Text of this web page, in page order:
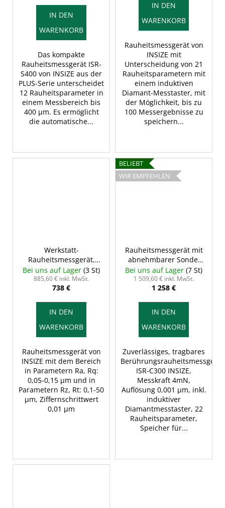
IN DEN
WARENKORB
Das kompakte
Rauheitsmessgerät ISR-
S400 von INSIZE aus der
PLUS-Serie unterscheidet
12 Rauheitsparameter in
einem Messbereich bis
400 µm. Es ermöglicht
die automatische...
IN DEN
WARENKORB
Rauheitsmessgerät von
INSIZE mit
Unterscheidung von 21
Rauheitsparametern mit
einem induktiven
Diamant-Messtaster, mit
der Möglichkeit, bis zu
100 Messergebnisse zu
speichern...
Werkstatt-
Rauheitsmessgerät,
INSIZE ISR-C003
Bei uns auf Lager (3 St)
885,60 € inkl. MwSt.
738 €
IN DEN
WARENKORB
Rauheitsmessgerät von
INSIZE mit dem Bereich
in Parametern Ra, Rq:
0,05-0,15 µm und in
Parametern Rz, Rt: 0,1-50
µm, Ziffernschrittwert
0,01 µm
BELIEBT
WIR EMPFEHLEN
Rauheitsmessgerät mit
abnehmbarer Sonde,
INSIZE ISR-C300
Bei uns auf Lager (7 St)
1 509,60 € inkl. MwSt.
1 258 €
IN DEN
WARENKORB
Zuverlässiges, tragbares
Berührungsrauheitsmessgerät
ISR-C300 INSIZE,
Messkraft 4mN,
Auflösung 0,001 µm, inkl.
induktiver
Diamantmesstaster, 22
Rauheitsparameter,
Speicher für...